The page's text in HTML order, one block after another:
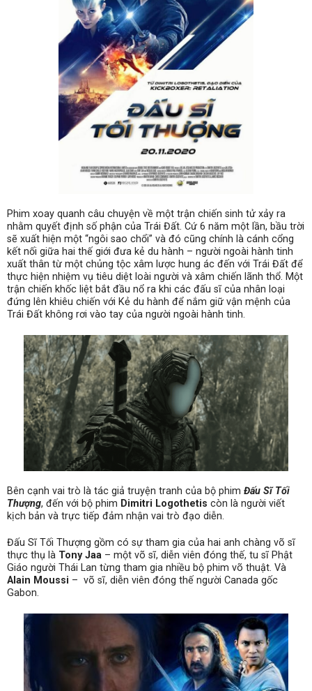
Phim xoay quanh câu chuyện về một trận chiến sinh tử xảy ra
nhằm quyết định số phận của Trái Đất. Cứ 6 năm một lần, bầu trời
sẽ xuất hiện một “ngôi sao chổi” và đó cũng chính là cánh cổng
kết nối giữa hai thế giới đưa kẻ du hành – người ngoài hành tinh
xuất thân từ một chủng tộc xâm lược hung ác đến với Trái Đất để
thực hiện nhiệm vụ tiêu diệt loài người và xâm chiến lãnh thổ. Một
trận chiến khốc liệt bắt đầu nổ ra khi các đấu sĩ của nhân loại
đứng lên khiêu chiến với Kẻ du hành để nắm giữ vận mệnh của
Trái Đất không rơi vào tay của người ngoài hành tinh.
Bên cạnh vai trò là tác giả truyện tranh của bộ phim Đấu Sĩ Tối
Thượng, đến với bộ phim Dimitri Logothetis còn là người viết
kịch bản và trực tiếp đảm nhận vai trò đạo diễn.
Đấu Sĩ Tối Thượng gồm có sự tham gia của hai anh chàng võ sĩ
thực thụ là Tony Jaa – một võ sĩ, diễn viên đóng thế, tu sĩ Phật
Giáo người Thái Lan từng tham gia nhiều bộ phim võ thuật. Và
Alain Moussi – võ sĩ, diễn viên đóng thế người Canada gốc
Gabon.